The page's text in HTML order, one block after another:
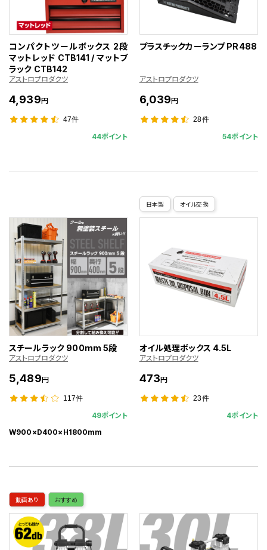
コンパクトツールボックス 2段
マットレッド CTB141 / マットブ
ラック CTB142
アストロプロダクツ
4,939円
47件
44ポイント
プラスチックカーランプ PR488
アストロプロダクツ
6,039円
28件
54ポイント
スチールラック 900mm 5段
アストロプロダクツ
5,489円
117件
49ポイント
W900×D400×H1800mm
日本製 オイル交換
オイル処理ボックス 4.5L
アストロプロダクツ
473円
23件
4ポイント
動画あり おすすめ